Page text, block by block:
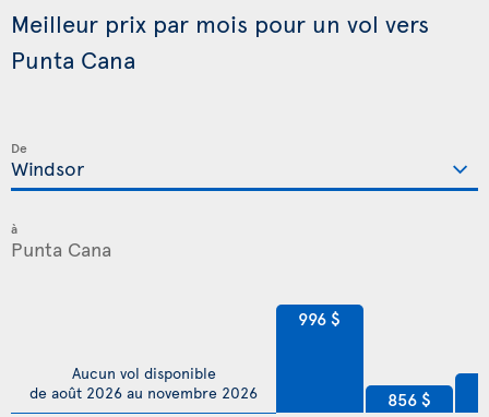
Meilleur prix par mois pour un vol vers
Punta Cana
De
à
Aucun vol disponible
de août 2026 au novembre 2026
996 $
856 $